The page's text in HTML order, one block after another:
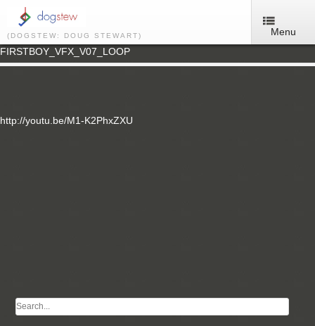
(DOGSTEW: DOUG STEWART)
Menu
FIRSTBOY_VFX_V07_LOOP
http://youtu.be/M1-K2PhxZXU